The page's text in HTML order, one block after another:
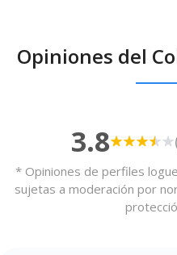
Opiniones del
3.8
* Opiniones de perfiles
sujetas a moderación por